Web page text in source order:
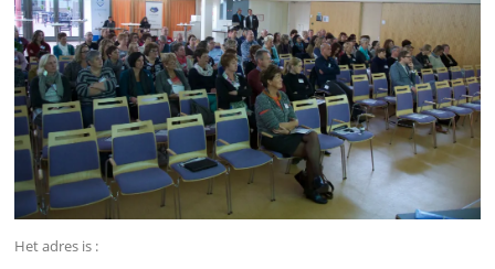
Het adres is :